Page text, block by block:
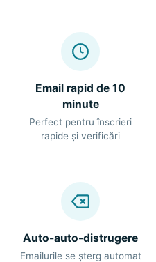
Email rapid de 10
minute
Perfect pentru înscrieri
rapide și verificări
Auto-auto-distrugere
Emailurile se șterg automat